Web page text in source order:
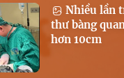
Nhiều lần
thư bàng
hơn 10cm